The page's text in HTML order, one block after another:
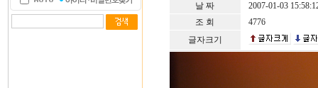
날 짜
2007-01-03
조 회
4776
글자크기